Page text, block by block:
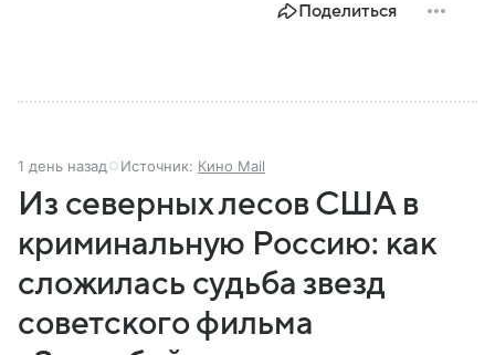
Поделиться
1 день назад Источник: Кино Mail
Из северных лесов США в
криминальную Россию: как
сложилась судьба звезд
советского фильма